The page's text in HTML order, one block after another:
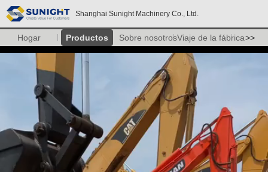
Shanghai Sunight Machinery Co., Ltd.
Hogar Productos Sobre nosotrosViaje de la fábrica>>